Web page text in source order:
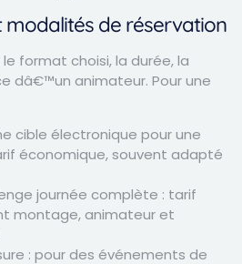
modalités de réservation
format choisi, la durée, la
dâ€™un animateur. Pour une
cible électronique pour une
économique, souvent adapté
journée complète : tarif
montage, animateur et
: pour des événements de